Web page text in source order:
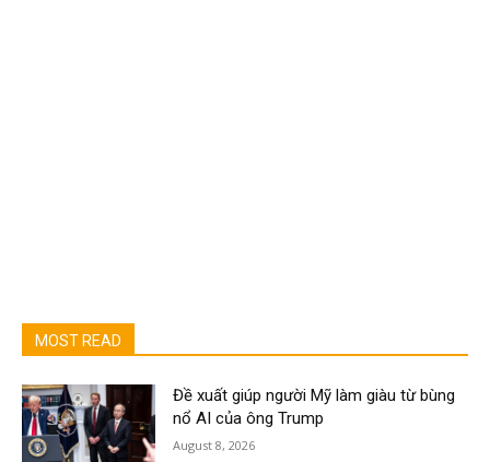
MOST READ
Đề xuất giúp người Mỹ làm giàu từ bùng
nổ AI của ông Trump
August 8, 2026